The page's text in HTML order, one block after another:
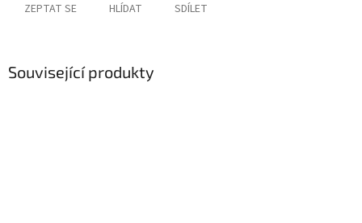
ZEPTAT SE HLÍDAT SDÍLET
Související produkty